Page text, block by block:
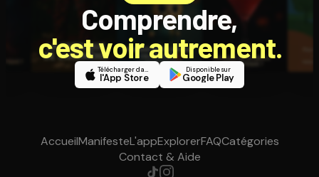
Comprendre,
c'est voir autrement.
Télécharger dans
l'App Store
Disponible sur
Google Play
AccueilManifesteL'appExplorerFAQCatégories
Contact & Aide